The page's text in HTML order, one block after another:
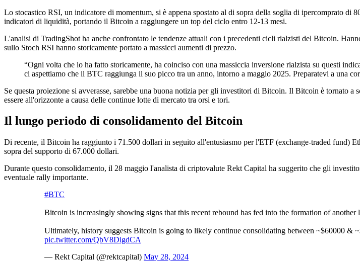
Lo stocastico RSI, un indicatore di momentum, si è appena spostato al di sopra della soglia di ipercomprato di
indicatori di liquidità, portando il Bitcoin a raggiungere un top del ciclo entro 12-13 mesi.
L'analisi di TradingShot ha anche confrontato le tendenze attuali con i precedenti cicli rialzisti del Bitcoin.
sullo Stoch RSI hanno storicamente portato a massicci aumenti di prezzo.
“Ogni volta che lo ha fatto storicamente, ha coinciso con una massiccia inversione rialzista su questi
ci aspettiamo che il BTC raggiunga il suo picco tra un anno, intorno a maggio 2025. Preparatevi a una
Se questa proiezione si avverasse, sarebbe una buona notizia per gli investitori di Bitcoin. Il Bitcoin è tornato
essere all'orizzonte a causa delle continue lotte di mercato tra orsi e tori.
Il lungo periodo di consolidamento del Bitcoin
Di recente, il Bitcoin ha raggiunto i 71.500 dollari in seguito all'entusiasmo per l'ETF (exchange-traded fund)
sopra del supporto di 67.000 dollari.
Durante questo consolidamento, il 28 maggio l'analista di criptovalute Rekt Capital ha suggerito che gli
eventuale rally importante.
#BTC
Bitcoin is increasingly showing signs that this recent rebound has fed into the formation of another
Ultimately, history suggests Bitcoin is going to likely continue consolidating between ~$60000 &
pic.twitter.com/QbV8DigdCA
— Rekt Capital (@rektcapital) May 28, 2024